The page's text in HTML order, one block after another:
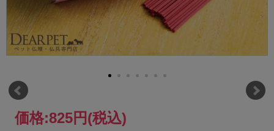
価格:825円(税込)